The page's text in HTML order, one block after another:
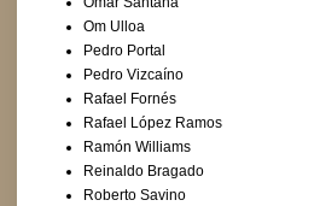
Om Ulloa
Pedro Portal
Pedro Vizcaíno
Rafael Fornés
Rafael López Ramos
Ramón Williams
Reinaldo Bragado
Roberto Savino